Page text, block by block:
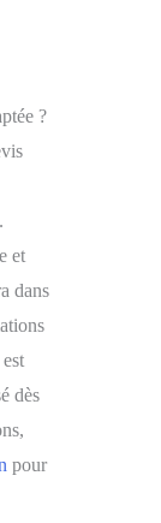
?
et
dans
dès
pour